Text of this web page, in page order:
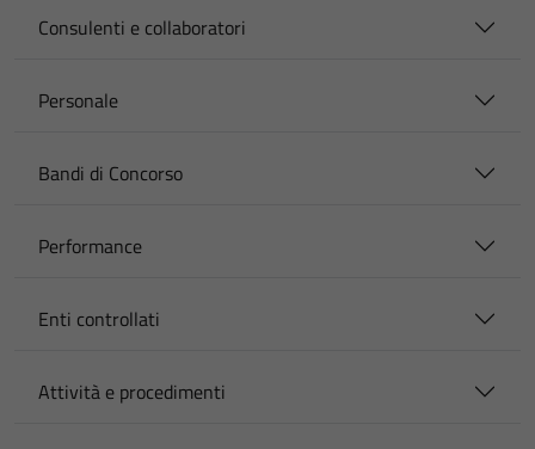
Consulenti e collaboratori
Personale
Bandi di Concorso
Performance
Enti controllati
Attività e procedimenti